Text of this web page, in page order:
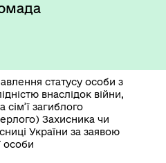
статусу особи з
внаслідок війни,
сім’ї загиблого
Захисника чи
України за заявою
особи